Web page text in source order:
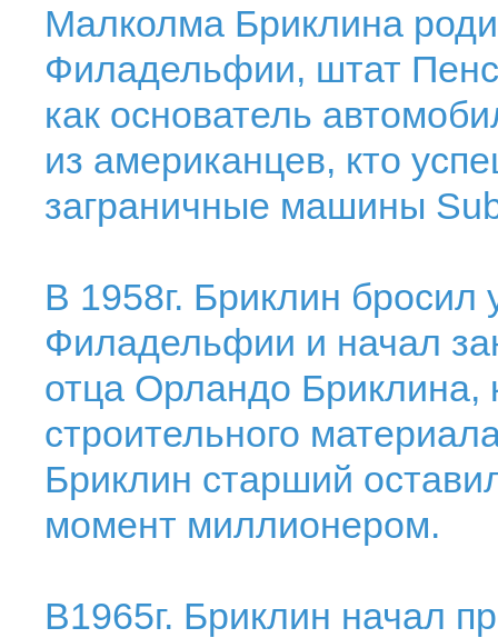
Малколма Бриклина
Филадельфии, штат
как основатель
из американцев, кто
заграничные машины
В 1958г. Бриклин бросил
Филадельфии и начал
отца Орландо Бриклина,
строительного
Бриклин старший
момент миллионером.
В1965г. Бриклин начал